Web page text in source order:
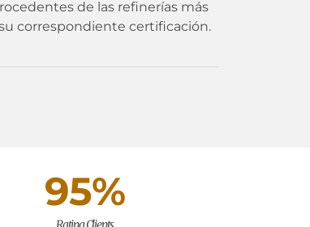
de las refinerías más
correspondiente certificación.
95%